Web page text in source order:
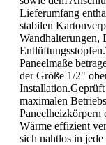
Lieferumfang
stabilen
Wandhalterungen,
Paneelmaße
der Größe 1/2"
maximalen
Paneelheizkörpern
Wärme effizient
sich nahtlos in